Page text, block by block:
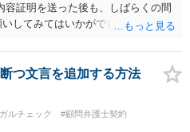
証明を送った後も、しばらくの間
してみてはいかがでしょうか。 そ
だけお伝えし、それ以外には一切
きるため、スタッフの方の負担軽
況かと思いますが、ご参考になりま
つ文言を追加する方法
ルチェック
#顧問弁護士契約